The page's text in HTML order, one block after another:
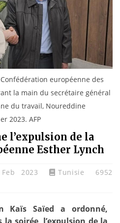
européenne des
la main du secrétaire général
du travail, Noureddine
2023. AFP
l’expulsion de la
Esther Lynch
2023 Tunisie
6952
Kaïs Saïed a ordonné,